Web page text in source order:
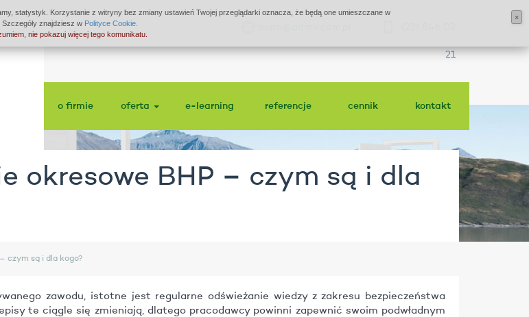
21
o firmie oferta e-learning referencje cennik kontakt
okresowe BHP – czym są i dla
czym są i dla kogo?
zawodu, istotne jest regularne odświeżanie wiedzy z zakresu bezpieczeństwa
te ciągle się zmieniają, dlatego pracodawcy powinni zapewnić swoim podwładnym
statystyk. Korzystanie z witryny bez zmiany ustawień Twojej przeglądarki oznacza, że będą one umieszczane w
znajdziesz w Polityce Cookie.
nie pokazuj więcej tego komunikatu.
×